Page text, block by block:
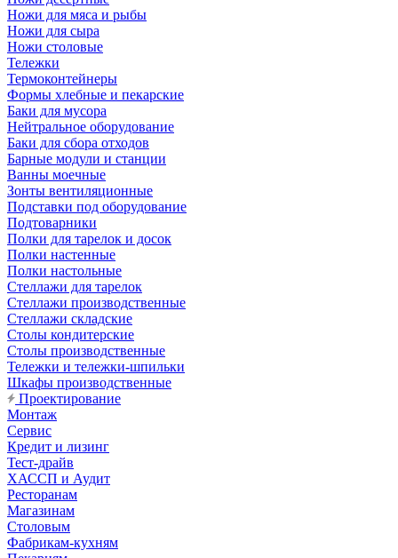
Ножи для мяса и рыбы
Ножи для сыра
Ножи столовые
Тележки
Термоконтейнеры
Формы хлебные и пекарские
Баки для мусора
Нейтральное оборудование
Баки для сбора отходов
Барные модули и станции
Ванны моечные
Зонты вентиляционные
Подставки под оборудование
Подтоварники
Полки для тарелок и досок
Полки настенные
Полки настольные
Стеллажи для тарелок
Стеллажи производственные
Стеллажи складские
Столы кондитерские
Столы производственные
Тележки и тележки-шпильки
Шкафы производственные
Проектирование
Монтаж
Сервис
Кредит и лизинг
Тест-драйв
ХАССП и Аудит
Ресторанам
Магазинам
Столовым
Фабрикам-кухням